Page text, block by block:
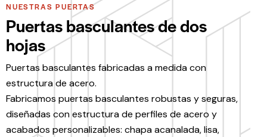
NUESTRAS PUERTAS
Puertas basculantes de dos
hojas
Puertas basculantes fabricadas a medida con
estructura de acero.
Fabricamos puertas basculantes robustas y seguras,
diseñadas con estructura de perfiles de acero y
acabados personalizables: chapa acanalada, lisa,